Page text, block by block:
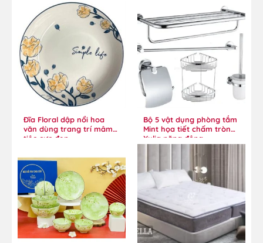
Đĩa Floral dập nổi hoa
văn dùng trang trí mâm
tiệc cực đẹp
Bộ 5 vật dụng phòng tắm
Mint họa tiết chấm tròn
Xylia năng động